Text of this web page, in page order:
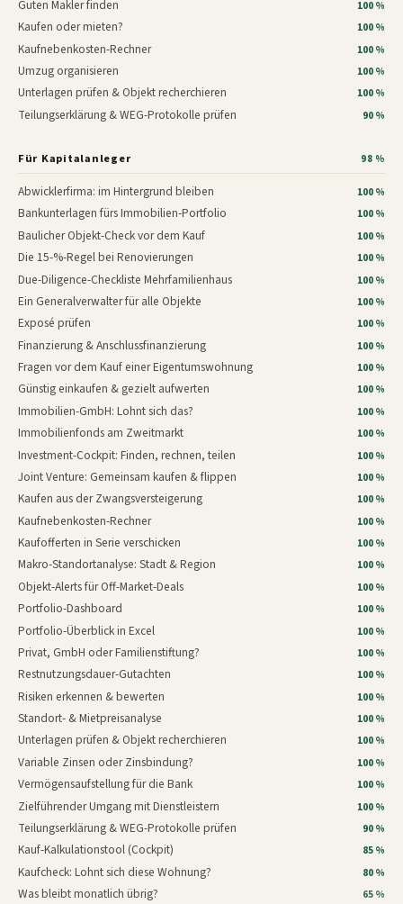
Guten Makler finden 100 %
Kaufen oder mieten? 100 %
Kaufnebenkosten-Rechner 100 %
Umzug organisieren 100 %
Unterlagen prüfen & Objekt recherchieren 100 %
Teilungserklärung & WEG-Protokolle prüfen 90 %
Für Kapitalanleger 98 %
Abwicklerfirma: im Hintergrund bleiben 100 %
Bankunterlagen fürs Immobilien-Portfolio 100 %
Baulicher Objekt-Check vor dem Kauf 100 %
Die 15-%-Regel bei Renovierungen 100 %
Due-Diligence-Checkliste Mehrfamilienhaus 100 %
Ein Generalverwalter für alle Objekte 100 %
Exposé prüfen 100 %
Finanzierung & Anschlussfinanzierung 100 %
Fragen vor dem Kauf einer Eigentumswohnung 100 %
Günstig einkaufen & gezielt aufwerten 100 %
Immobilien-GmbH: Lohnt sich das? 100 %
Immobilienfonds am Zweitmarkt 100 %
Investment-Cockpit: Finden, rechnen, teilen 100 %
Joint Venture: Gemeinsam kaufen & flippen 100 %
Kaufen aus der Zwangsversteigerung 100 %
Kaufnebenkosten-Rechner 100 %
Kaufofferten in Serie verschicken 100 %
Makro-Standortanalyse: Stadt & Region 100 %
Objekt-Alerts für Off-Market-Deals 100 %
Portfolio-Dashboard 100 %
Portfolio-Überblick in Excel 100 %
Privat, GmbH oder Familienstiftung? 100 %
Restnutzungsdauer-Gutachten 100 %
Risiken erkennen & bewerten 100 %
Standort- & Mietpreisanalyse 100 %
Unterlagen prüfen & Objekt recherchieren 100 %
Variable Zinsen oder Zinsbindung? 100 %
Vermögensaufstellung für die Bank 100 %
Zielführender Umgang mit Dienstleistern 100 %
Teilungserklärung & WEG-Protokolle prüfen 90 %
Kauf-Kalkulationstool (Cockpit) 85 %
Kaufcheck: Lohnt sich diese Wohnung? 80 %
Was bleibt monatlich übrig? 65 %